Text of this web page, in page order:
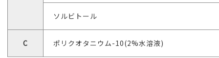
ソルビトール
C ポリクオタニウム-10(2%水溶液)